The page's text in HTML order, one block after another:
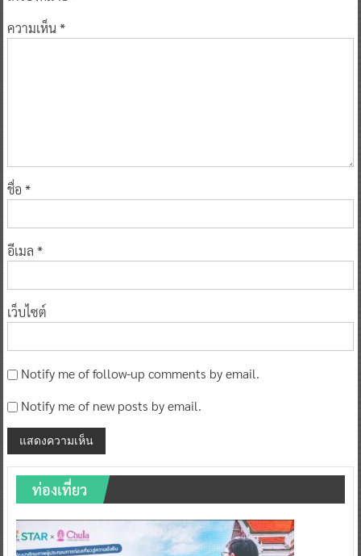
ความเห็น*
ชื่อ *
อีเมล *
เว็บไซต์
Notify me of follow-up comments by email.
Notify me of new posts by email.
ท่องเที่ยว